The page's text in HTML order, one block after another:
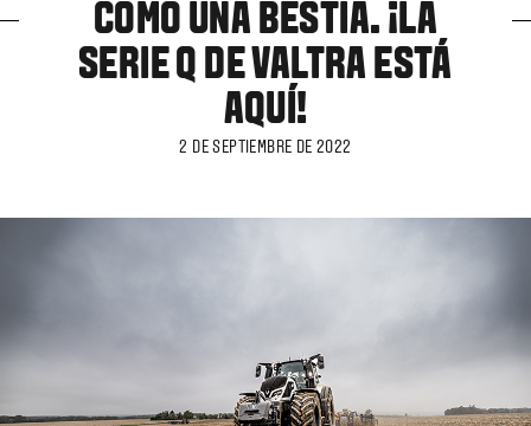
COMO UNA BESTIA. ¡LA
SERIE Q DE VALTRA ESTÁ
AQUÍ!
2 DE SEPTIEMBRE DE 2022